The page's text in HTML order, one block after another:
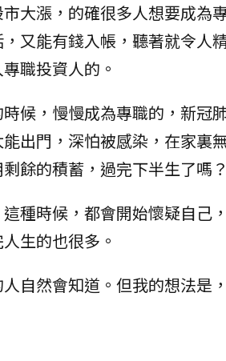
大漲，的確很多人想要成為
又能有錢入帳，聽著就令人
職投資人的。
候，慢慢成為專職的，新冠
出門，深怕被感染，在家裏
餘的積蓄，過完下半生了嗎？
種時候，都會開始懷疑自己
生的也很多。
自然會知道。但我的想法是